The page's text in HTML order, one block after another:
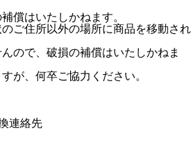
償はいたしかねます。
ご住所以外の場所に商品を移動され
ので、破損の補償はいたしかねま
が、何卒ご協力ください。
連絡先